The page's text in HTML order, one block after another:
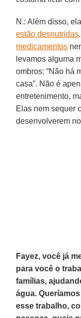
N.: Além disso,
estão desnutridas
medicamentos
levamos alguma
ombros: “Não há
casa”. Não é
entretenimento,
Elas nem sequer
desenvolverem
Fayez, você já
para você o
famílias,
água.
esse trabalho,